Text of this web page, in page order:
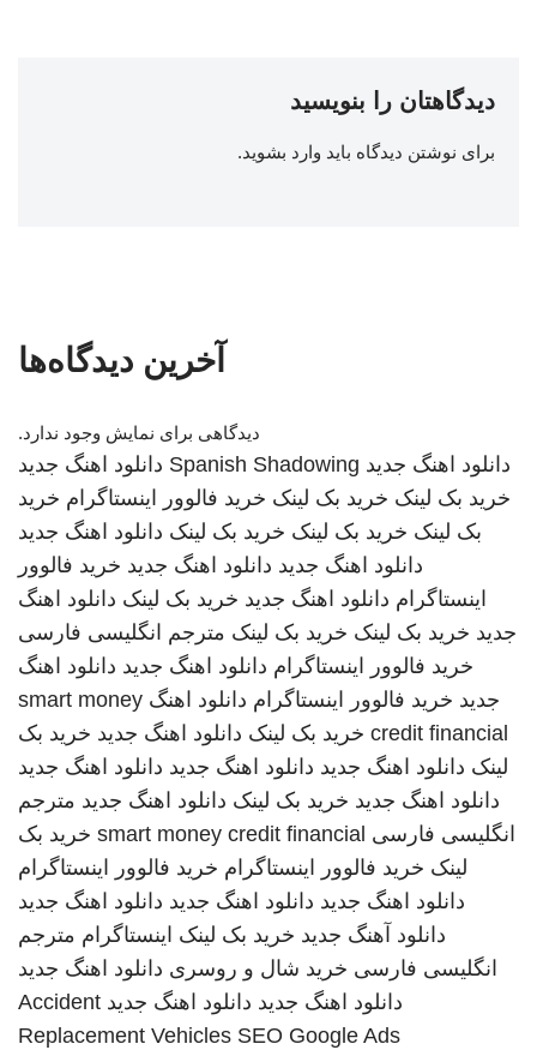
دیدگاهتان را بنویسید
برای نوشتن دیدگاه باید وارد بشوید.
آخرین دیدگاه‌ها
دیدگاهی برای نمایش وجود ندارد.
دانلود اهنگ جدید Spanish Shadowing دانلود اهنگ جدید
خرید بک لینک خرید بک لینک خرید فالوور اینستاگرام خرید
بک لینک خرید بک لینک خرید بک لینک دانلود اهنگ جدید
دانلود اهنگ جدید دانلود اهنگ جدید خرید فالوور
اینستاگرام دانلود اهنگ جدید خرید بک لینک دانلود اهنگ
جدید خرید بک لینک خرید بک لینک مترجم انگلیسی فارسی
خرید فالوور اینستاگرام دانلود اهنگ جدید دانلود اهنگ
جدید خرید فالوور اینستاگرام دانلود اهنگ smart money
credit financial خرید بک لینک دانلود اهنگ جدید خرید بک
لینک دانلود اهنگ جدید دانلود اهنگ جدید دانلود اهنگ جدید
دانلود اهنگ جدید خرید بک لینک دانلود اهنگ جدید مترجم
انگلیسی فارسی smart money credit financial خرید بک
لینک خرید فالوور اینستاگرام خرید فالوور اینستاگرام
دانلود اهنگ جدید دانلود اهنگ جدید دانلود اهنگ جدید
دانلود آهنگ جدید خرید بک لینک اینستاگرام مترجم
انگلیسی فارسی خرید شال و روسری دانلود اهنگ جدید
دانلود اهنگ جدید دانلود اهنگ جدید Accident
Replacement Vehicles SEO Google Ads